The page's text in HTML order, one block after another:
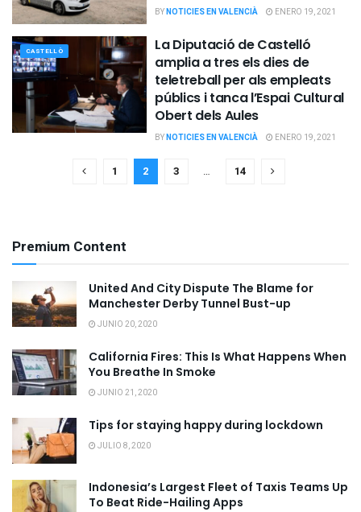
BYNOTICIES EN VALENCIÀ ENERO 19, 2021
CASTELLÒ
La Diputació de Castelló
amplia a tres els dies de
teletreball per als empleats
públics i tanca l’Espai Cultural
Obert dels Aules
BYNOTICIES EN VALENCIÀ ENERO 19, 2021
1 2 3 … 14
Premium Content
United And City Dispute The Blame for
Manchester Derby Tunnel Bust-up
JUNIO 20, 2020
California Fires: This Is What Happens When
You Breathe In Smoke
JUNIO 21, 2020
Tips for staying happy during lockdown
JULIO 8, 2020
Indonesia’s Largest Fleet of Taxis Teams Up
To Beat Ride-Hailing Apps